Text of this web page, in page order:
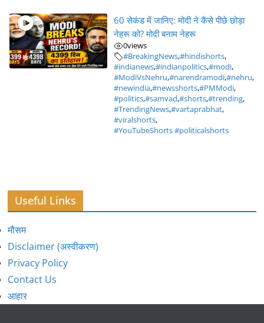
60 सेकंड में जानिए: मोदी ने कैसे पीछे छोड़ा
नेहरू को? मोदी बनाम नेहरू
0views
#BreakingNews,#hindishorts,
#indianews,#indianpolitics,#modi,
#ModiVsNehru,#narendramodi,#nehru,
#newindia,#newsshorts,#PMModi,
#politics,#samvad,#shorts,#trending,
#TrendingNews,#vartaprabhat,
#viralshorts,
#YouTubeShorts #politicalshorts
Useful Links
मौसम
Disclaimer (अस्वीकरण)
Privacy Policy
Contact Us
आहार